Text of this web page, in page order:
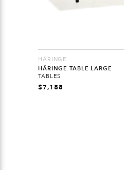
HÄRINGE
HÄRINGE TABLE LARGE
TABLES
$7,188